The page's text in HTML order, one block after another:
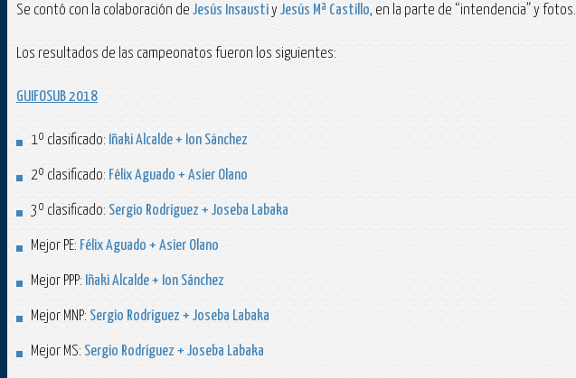
Se contó con la colaboración de Jesús InsaustiyJesús Mª Castillo, en la parte de “intendencia” y fotos.
Los resultados de las campeonatos fueron los siguientes:
GUIFOSUB 2018
1º clasificado: Iñaki Alcalde + Ion Sánchez
2º clasificado: Félix Aguado + Asier Olano
3º clasificado: Sergio Rodríguez + Joseba Labaka
Mejor PE: Félix Aguado + Asier Olano
Mejor PPP: Iñaki Alcalde + Ion Sánchez
Mejor MNP: Sergio Rodríguez + Joseba Labaka
Mejor MS: Sergio Rodríguez + Joseba Labaka